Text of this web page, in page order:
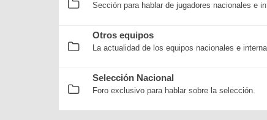
Sección para hablar de jugadores nacionales e
Otros equipos
La actualidad de los equipos nacionales e
Selección Nacional
Foro exclusivo para hablar sobre la selección.